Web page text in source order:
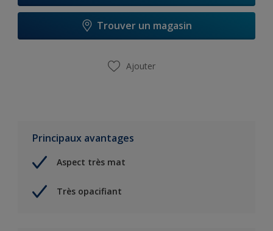
Trouver un magasin
Ajouter
Principaux avantages
Aspect très mat
Très opacifiant